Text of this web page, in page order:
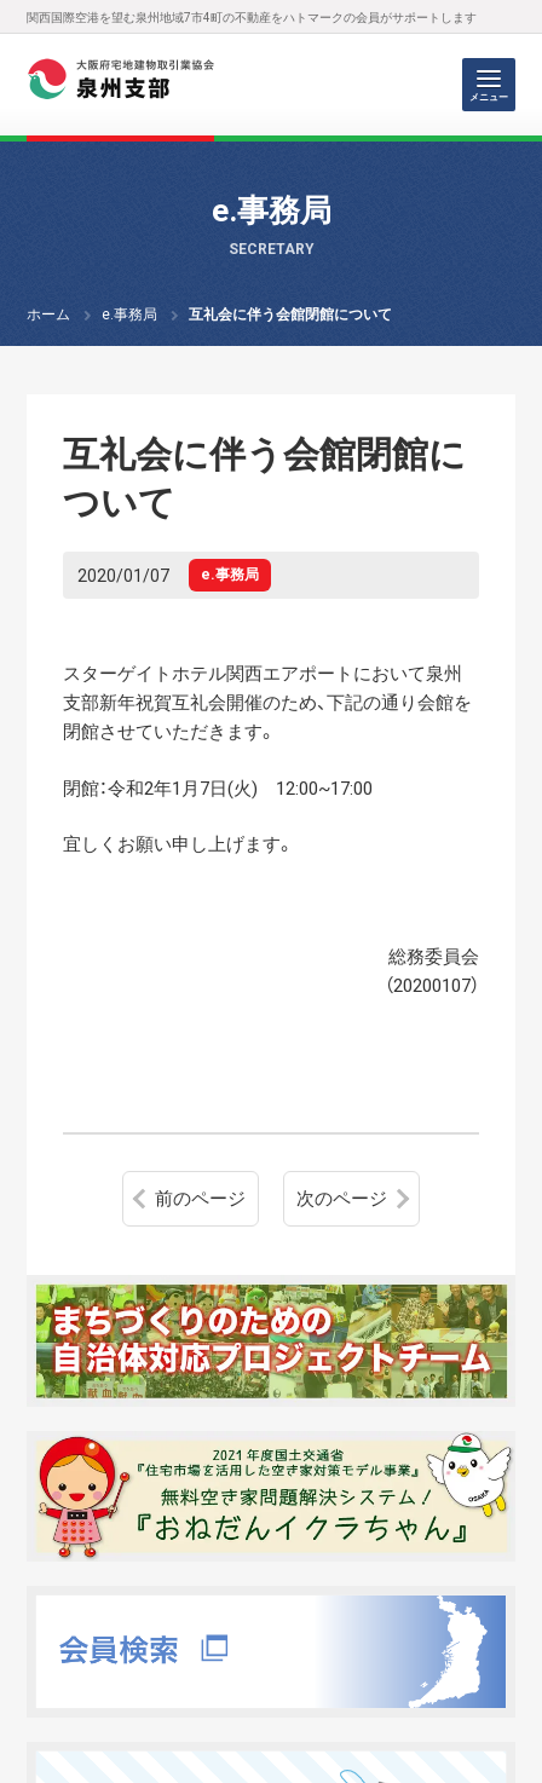
関西国際空港を望む泉州地域7市4町の不動産をハトマークの会員がサポートします
メニュー
e.事務局
SECRETARY
ホーム e.事務局 互礼会に伴う会館閉館について
互礼会に伴う会館閉館に
ついて
2020/01/07 e.事務局
スターゲイトホテル関西エアポートにおいて泉州
支部新年祝賀互礼会開催のため、下記の通り会館を
閉館させていただきます。
閉館：令和2年1月7日(火) 12:00~17:00
宜しくお願い申し上げます。
総務委員会
（20200107）
前のページ 次のページ